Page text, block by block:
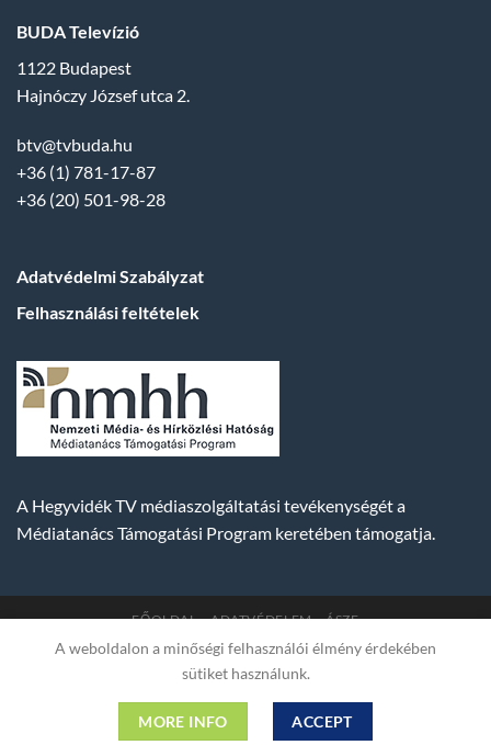
BUDA Televízió
1122 Budapest
Hajnóczy József utca 2.
btv@tvbuda.hu
+36 (1) 781-17-87
+36 (20) 501-98-28
Adatvédelmi Szabályzat
Felhasználási feltételek
A Hegyvidék TV médiaszolgáltatási tevékenységét a
Médiatanács Támogatási Program keretében támogatja.
FŐOLDAL ADATVÉDELEM ÁSZF
Copyright 2007-2026 © BUDA TV | Hegyvidék Média
Műsorszolgáltató Kft. | Budapest, Hungary, XII. Hajnóczy József
utca 2. fszt. | Cg. 01-09-882523 | A weboldal 256 bit SSL COMODO
titkosítással védve
A weboldalon a minőségi felhasználói élmény érdekében
sütiket használunk.
MORE INFO ACCEPT